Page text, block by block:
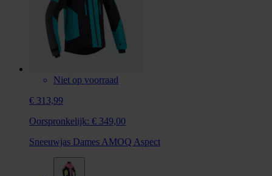
Niet op voorraad
€ 313,99
Oorspronkelijk: € 349,00
Sneeuwjas Dames AMOQ Aspect